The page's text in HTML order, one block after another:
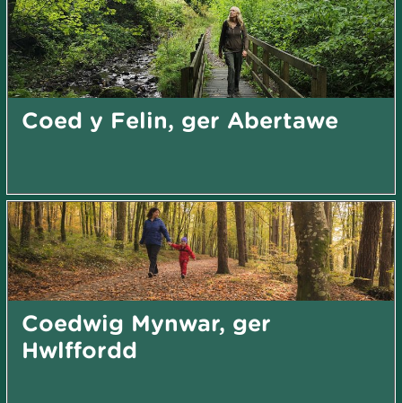
Coed y Felin, ger Abertawe
Coedwig Mynwar, ger
Hwlffordd